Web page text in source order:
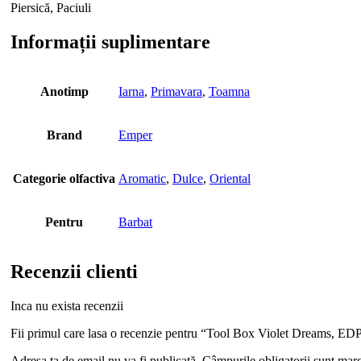
Piersică, Paciuli
Informații suplimentare
Anotimp Iarna, Primavara, Toamna
Brand Emper
Categorie olfactiva Aromatic, Dulce, Oriental
Pentru Barbat
Recenzii clienti
Inca nu exista recenzii
Fii primul care lasa o recenzie pentru “Tool Box Violet Dreams,